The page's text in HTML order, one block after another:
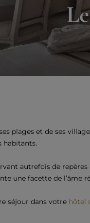
plages et de ses
habitants.
autrefois de repères
une facette de l’âme
séjour dans votre hôtel